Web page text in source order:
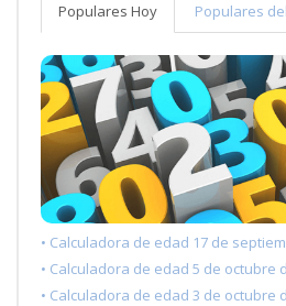
Populares Hoy Populares
• Calculadora de edad 17 de
• Calculadora de edad 5 de octubre
• Calculadora de edad 3 de octubre